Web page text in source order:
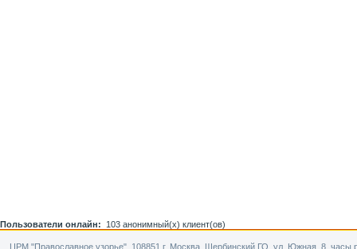
Пользователи онлайн: 103 анонимный(х) клиент(ов)
ЦРМ "Православное узорье". 108851 г. Москва, Щербинский ГО, ул. Южная, 8. часы